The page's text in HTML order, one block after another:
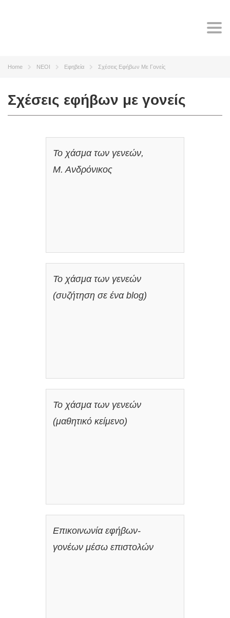
Home ΝΕΟΙ Εφηβεία Σχέσεις Εφήβων Με Γονείς
Σχέσεις εφήβων με γονείς
Το χάσμα των γενεών,
Μ. Ανδρόνικος
Το χάσμα των γενεών
(συζήτηση σε ένα blog)
Το χάσμα των γενεών
(μαθητικό κείμενο)
Επικοινωνία εφήβων-
γονέων μέσω επιστολών